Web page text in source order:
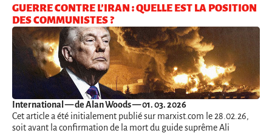
GUERRE CONTRE L’IRAN : QUELLE EST LA POSITION
DES COMMUNISTES ?
International— de Alan Woods — 01. 03. 2026
Cet article a été initialement publié sur marxist.com le 28.02.26,
soit avant la confirmation de la mort du guide suprême Ali